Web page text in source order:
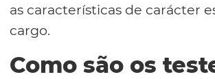
as características de carácter
cargo.
Como são os